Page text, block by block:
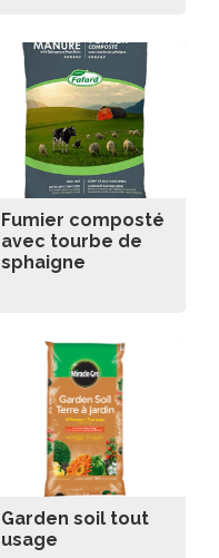
Fumier composté
avec tourbe de
sphaigne
Garden soil tout
usage